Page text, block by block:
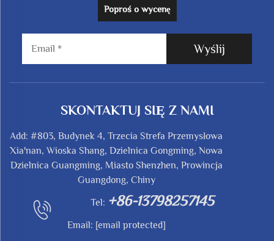
Poproś o wycenę
Wyślij
SKONTAKTUJ SIĘ Z NAMI
Add: #803, Budynek 4, Trzecia Strefa Przemysłowa
Xia'nan, Wioska Shang, Dzielnica Gongming, Nowa
Dzielnica Guangming, Miasto Shenzhen, Prowincja
Guangdong, Chiny
Tel: +86-13798257145
Email: [email protected]